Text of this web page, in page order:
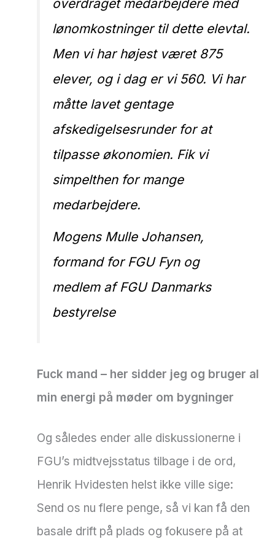
overdraget medarbejdere med
lønomkostninger til dette elevtal.
Men vi har højest været 875
elever, og i dag er vi 560. Vi har
måtte lavet gentage
afskedigelsesrunder for at
tilpasse økonomien. Fik vi
simpelthen for mange
medarbejdere.
Mogens Mulle Johansen,
formand for FGU Fyn og
medlem af FGU Danmarks
bestyrelse
Fuck mand – her sidder jeg og bruger al
min energi på møder om bygninger
Og således ender alle diskussionerne i
FGU’s midtvejsstatus tilbage i de ord,
Henrik Hvidesten helst ikke ville sige:
Send os nu flere penge, så vi kan få den
basale drift på plads og fokusere på at